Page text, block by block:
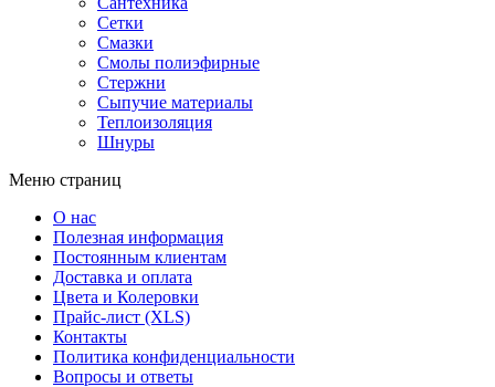
Сетки
Смазки
Смолы полиэфирные
Стержни
Сыпучие материалы
Теплоизоляция
Шнуры
Меню страниц
О нас
Полезная информация
Постоянным клиентам
Доставка и оплата
Цвета и Колеровки
Прайс-лист (XLS)
Контакты
Политика конфиденциальности
Вопросы и ответы